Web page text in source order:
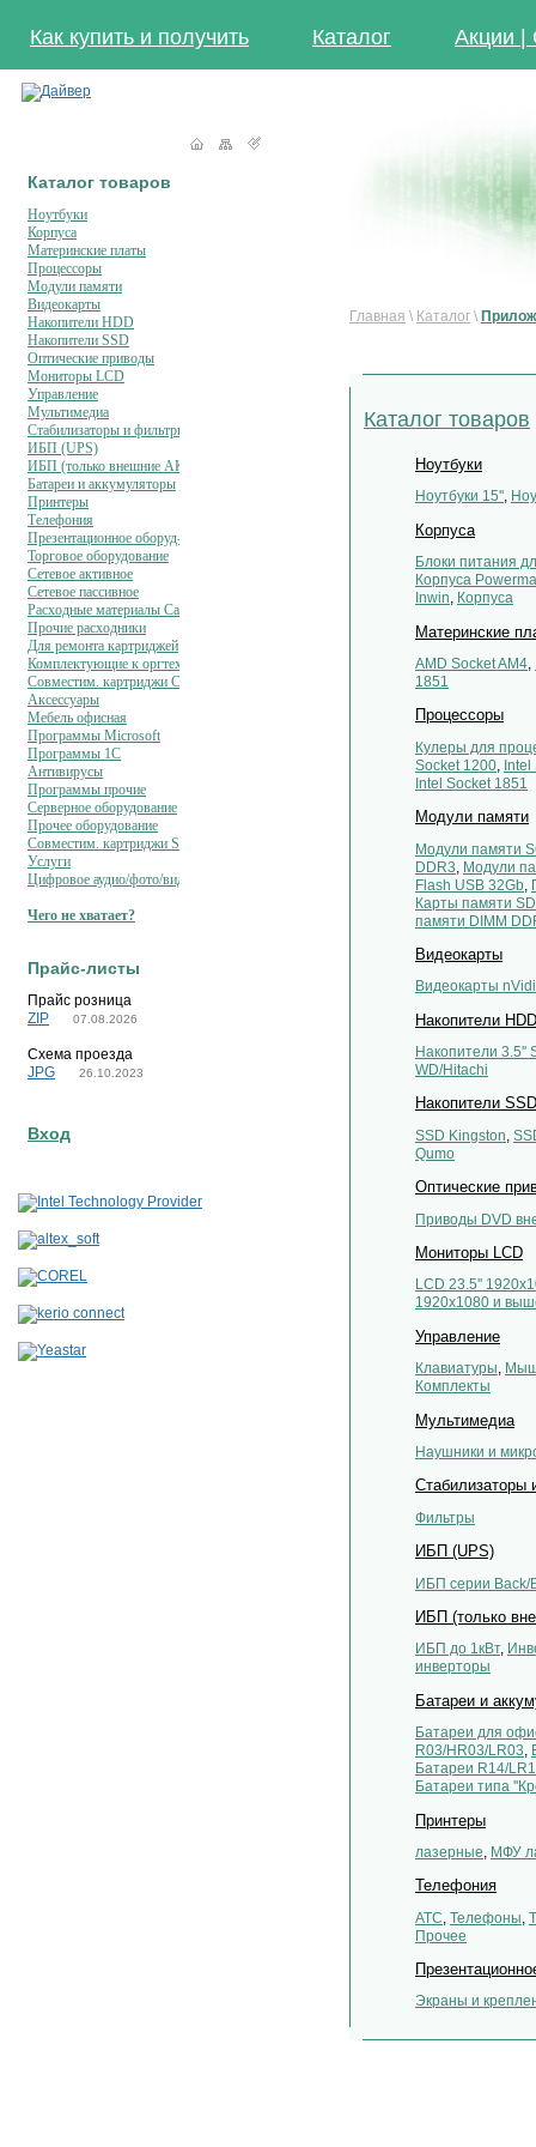
Как купить и получить Каталог Акции |
Каталог товаров
Ноутбуки
Корпуса
Материнские платы
Процессоры
Модули памяти
Видеокарты
Накопители HDD
Накопители SSD
Оптические приводы
Мониторы LCD
Управление
Мультимедиа
Стабилизаторы и фильтры
ИБП (UPS)
ИБП (только внешние АКБ)
Батареи и аккумуляторы
Принтеры
Телефония
Презентационное оборуд-ние
Торговое оборудование
Сетевое активное
Сетевое пассивное
Расходные материалы Canon
Прочие расходники
Для ремонта картриджей
Комплектующие к оргтехнике
Совместим. картриджи Cactus
Аксессуары
Мебель офисная
Программы Microsoft
Программы 1C
Антивирусы
Программы прочие
Серверное оборудование
Прочее оборудование
Совместим. картриджи SAKURA
Услуги
Цифровое аудио/фото/видео
Чего не хватает?
Прайс-листы
Прайс розница
ZIP
07.08.2026
Схема проезда
JPG
26.10.2023
Вход
Главная \ Каталог \
Каталог товаров
Ноутбуки
Ноутбуки 15'',
Корпуса
Блоки питания
Корпуса
Inwin, Корпуса
Материнские
AMD Socket AM4,
1851
Процессоры
Кулеры для
Socket 1200 Intel
Intel Socket 1851
Модули памяти
Модули памяти
DDR3 Модули
Flash USB 32Gb
Карты памяти
памяти DIMM
Видеокарты
Видеокарты
Накопители HDD
Накопители 3.5''
WD/Hitachi
Накопители SSD
SSD Kingston,
Qumo
Оптические
Приводы DVD
Мониторы LCD
LCD 23.5''
1920x1080 и
Управление
Клавиатуры,
Комплекты
Мультимедиа
Наушники и
Стабилизаторы
Фильтры
ИБП (UPS)
ИБП серии Back/
ИБП (только
ИБП до 1кВт,
инверторы
Батареи и
Батареи для
R03/HR03/LR03,
Батареи R14/
Батареи типа
Принтеры
лазерные, МФУ
Телефония
АТС Телефоны
Прочее
Экраны и